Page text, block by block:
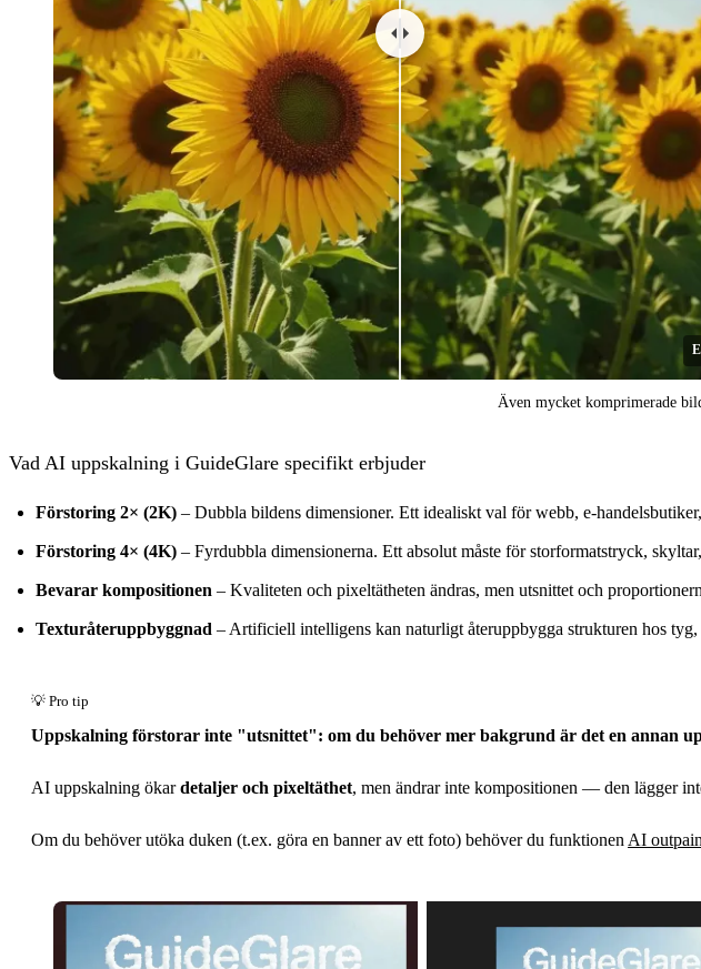
Även mycket komprimerade
Vad AI uppskalning i GuideGlare specifikt erbjuder
Förstoring 2× (2K) – Dubbla bildens dimensioner. Ett idealiskt val för webb, e-
Förstoring 4× (4K) – Fyrdubbla dimensionerna. Ett absolut måste för storformatstryck,
Bevarar kompositionen – Kvaliteten och pixeltätheten ändras, men utsnittet och
Texturåteruppbyggnad – Artificiell intelligens kan naturligt återuppbygga strukturen hos
Uppskalning förstorar inte "utsnittet": om du behöver mer bakgrund är det en annan
AI uppskalning ökardetaljer och pixeltäthet, men ändrar inte kompositionen — den lägger
Om du behöver utöka duken (t.ex. göra en banner av ett foto) behöver du funktionen AI